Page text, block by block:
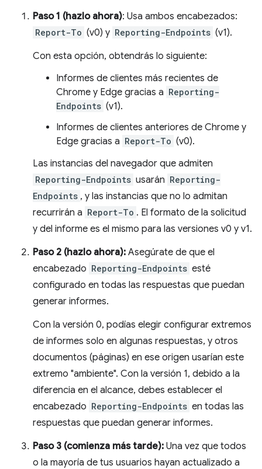
Paso 1 (hazlo ahora): Usa ambos encabezados:
Report-To (v0) y Reporting-Endpoints (v1).
Con esta opción, obtendrás lo siguiente:
Informes de clientes más recientes de
Chrome y Edge gracias a Reporting-
Endpoints (v1).
Informes de clientes anteriores de Chrome y
Edge gracias a Report-To (v0).
Las instancias del navegador que admiten
Reporting-Endpoints usarán Reporting-
Endpoints , y las instancias que no lo admitan
recurrirán a Report-To . El formato de la solicitud
y del informe es el mismo para las versiones v0 y v1.
Paso 2 (hazlo ahora): Asegúrate de que el
encabezado Reporting-Endpoints esté
configurado en todas las respuestas que puedan
generar informes.
Con la versión 0, podías elegir configurar extremos
de informes solo en algunas respuestas, y otros
documentos (páginas) en ese origen usarían este
extremo "ambiente". Con la versión 1, debido a la
diferencia en el alcance, debes establecer el
encabezado Reporting-Endpoints en todas las
respuestas que puedan generar informes.
Paso 3 (comienza más tarde): Una vez que todos
o la mayoría de tus usuarios hayan actualizado a